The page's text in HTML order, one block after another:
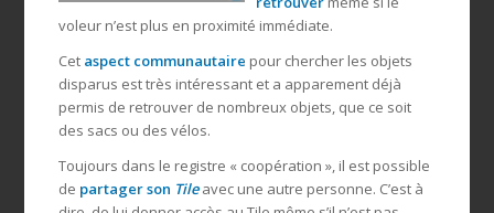
voleur n’est plus en proximité immédiate.
Cet aspect communautaire pour chercher les objets
disparus est très intéressant et a apparement déjà
permis de retrouver de nombreux objets, que ce soit
des sacs ou des vélos.
Toujours dans le registre « coopération », il est possible
de partager son Tileavec une autre personne. C’est à